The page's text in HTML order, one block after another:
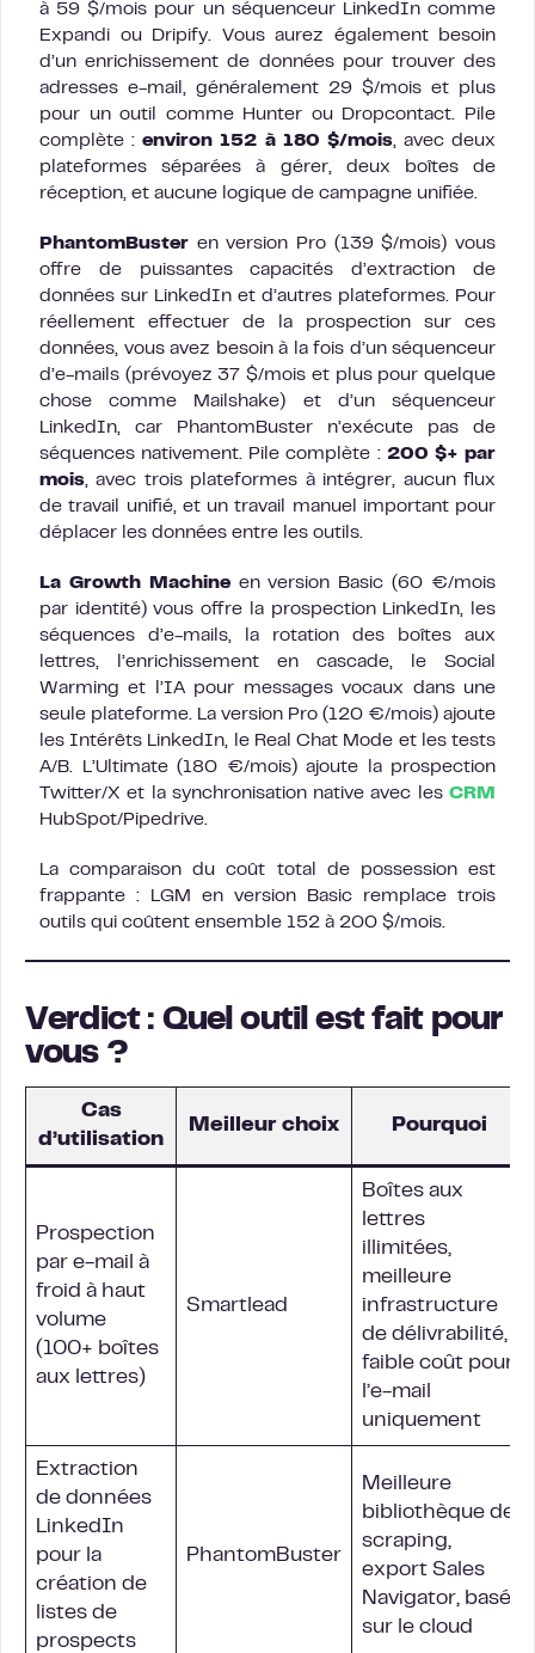
à 59 $/mois pour un séquenceur LinkedIn comme
Expandi ou Dripify. Vous aurez également besoin
d’un enrichissement de données pour trouver des
adresses e-mail, généralement 29 $/mois et plus
pour un outil comme Hunter ou Dropcontact. Pile
complète :environ 152 à 180 $/mois, avec deux
plateformes séparées à gérer, deux boîtes de
réception, et aucune logique de campagne unifiée.
PhantomBuster en version Pro (139 $/mois) vous
offre de puissantes capacités d’extraction de
données sur LinkedIn et d’autres plateformes. Pour
réellement effectuer de la prospection sur ces
données, vous avez besoin à la fois d’un séquenceur
d’e-mails (prévoyez 37 $/mois et plus pour quelque
chose comme Mailshake) et d’un séquenceur
LinkedIn, car PhantomBuster n’exécute pas de
séquences nativement. Pile complète : 200 $+ par
mois , avec trois plateformes à intégrer, aucun flux
de travail unifié, et un travail manuel important pour
déplacer les données entre les outils.
La Growth Machineen version Basic (60 €/mois
par identité) vous offre la prospection LinkedIn, les
séquences d’e-mails, la rotation des boîtes aux
lettres, l’enrichissement en cascade, le Social
Warming et l’IA pour messages vocaux dans une
seule plateforme. La version Pro (120 €/mois) ajoute
les Intérêts LinkedIn, le Real Chat Mode et les tests
A/B. L’Ultimate (180 €/mois) ajoute la prospection
Twitter/X et la synchronisation native avec les CRM
HubSpot/Pipedrive.
La comparaison du coût total de possession est
frappante : LGM en version Basic remplace trois
outils qui coûtent ensemble 152 à 200 $/mois.
Verdict : Quel outil est fait pour
vous ?
Cas
d’utilisation
Meilleur choix Pourquoi
Prospection
par e-mail à
froid à haut
volume
(100+ boîtes
aux lettres)
Smartlead
Boîtes aux
lettres
illimitées,
meilleure
infrastructure
de délivrabilité,
faible coût pour
l’e-mail
uniquement
Extraction
de données
LinkedIn
pour la
création de
listes de
prospects
PhantomBuster
Meilleure
bibliothèque de
scraping,
export Sales
Navigator, basé
sur le cloud